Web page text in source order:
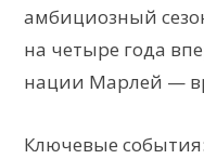
амбициозный
на четыре года
нации Марлей —
Ключевые события: